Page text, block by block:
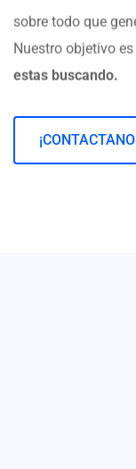
sobre todo que
Nuestro objetivo
estas buscando.